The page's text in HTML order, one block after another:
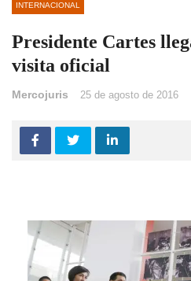
INTERNACIONAL
Presidente Cartes
visita oficial
Mercojuris 25 de agosto de 2016